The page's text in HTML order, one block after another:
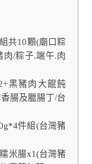
共10顆(廟口粽
肉/粽子.端午.肉
黑豬肉大餛飩
腸及臘腸丁/台
件組(台灣豬
米腸x1(台灣豬